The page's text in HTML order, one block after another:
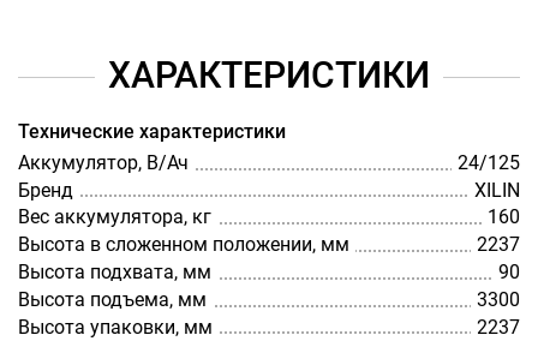
ХАРАКТЕРИСТИКИ
Технические характеристики
Аккумулятор, В/Ач
24/125
Бренд
XILIN
Вес аккумулятора, кг
160
Высота в сложенном положении, мм
2237
Высота подхвата, мм
90
Высота подъема, мм
3300
Высота упаковки, мм
2237